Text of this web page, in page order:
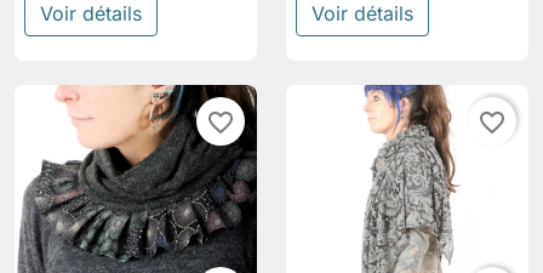
Voir détails Voir détails
favorite_border favorite_border